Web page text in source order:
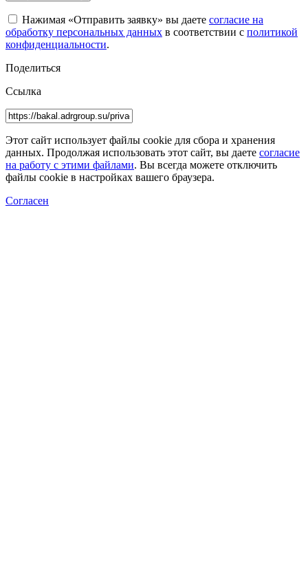
Нажимая «Отправить заявку» вы даете согласие на
обработку персональных данных в соответствии с политикой
конфиденциальности.
Поделиться
Ссылка
Этот сайт использует файлы cookie для сбора и хранения
данных. Продолжая использовать этот сайт, вы даете согласие
на работу с этими файлами. Вы всегда можете отключить
файлы cookie в настройках вашего браузера.
Согласен